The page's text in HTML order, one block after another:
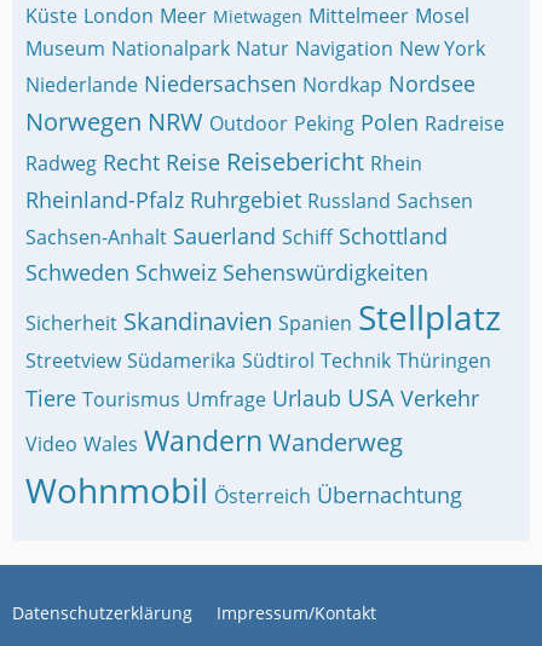
Küste London Meer Mietwagen Mittelmeer Mosel
Museum Nationalpark Natur Navigation New York
Niederlande Niedersachsen Nordkap Nordsee
Norwegen NRW Outdoor Peking Polen Radreise
Radweg Recht Reise Reisebericht Rhein
Rheinland-Pfalz Ruhrgebiet Russland Sachsen
Sachsen-Anhalt Sauerland Schiff Schottland
Schweden Schweiz Sehenswürdigkeiten
Sicherheit Skandinavien Spanien Stellplatz
Streetview Südamerika Südtirol Technik Thüringen
Tiere Tourismus Umfrage Urlaub USA Verkehr
Video Wales Wandern Wanderweg
Wohnmobil Österreich Übernachtung
Datenschutzerklärung Impressum/Kontakt